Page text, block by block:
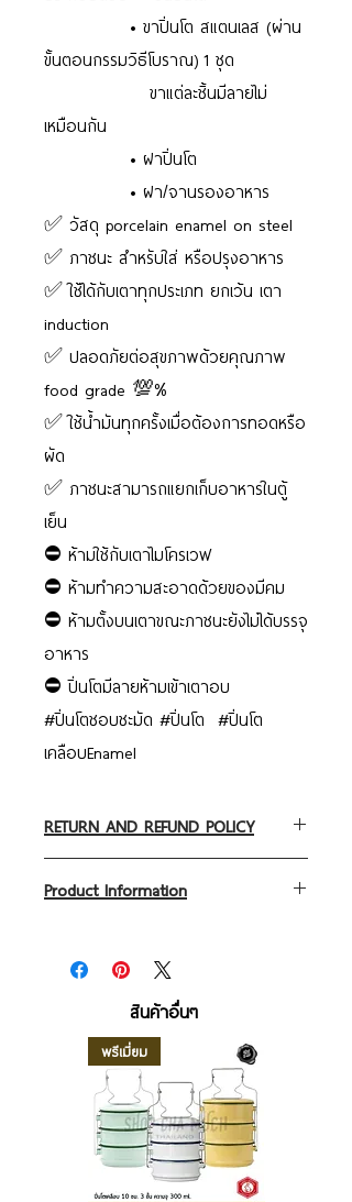
• ขาปิ่นโต สแตนเลส (ผ่าน
ขั้นตอนกรรมวิธีโบราณ) 1 ชุด
ขาแต่ละชิ้นมีลายไม่
เหมือนกัน
• ฝาปิ่นโต
• ฝา/จานรองอาหาร
✅ วัสดุ porcelain enamel on steel
✅ ภาชนะ สำหรับใส่ หรือปรุงอาหาร
✅ ใช้ได้กับเตาทุกประเภท ยกเว้น เตา
induction
✅ ปลอดภัยต่อสุขภาพด้วยคุณภาพ
food grade 💯%
✅ ใช้น้ำมันทุกครั้งเมื่อต้องการทอดหรือ
ผัด
✅ ภาชนะสามารถแยกเก็บอาหารในตู้
เย็น
⛔️ ห้ามใช้กับเตาไมโครเวฟ
⛔️ ห้ามทำความสะอาดด้วยของมีคม
⛔️ ห้ามตั้งบนเตาขณะภาชนะยังไม่ได้บรรจุ
อาหาร
⛔️ ปิ่นโตมีลายห้ามเข้าเตาอบ
#ปิ่นโตชอบชะมัด #ปิ่นโต #ปิ่นโต
เคลือบEnamel
RETURN AND REFUND POLICY
great place to let your customers
dissatisfied with their purchase. Having
policy is a great way to build trust
and reassure your customers that they
can buy with confidence.
Product Information
carrier
วัสดุ เป็นเหล็กหนาอย่างดี เคลือบสีที่
ปลอดภัย เคลือบด้วยแก้ว porcelain เป็น
food-grade ผ่านกรรมวิธีอบ ด้วยความ
ร้อนสูง มากกว่า 600 องศา
ผิวเป็นเหมือนเคลือบแก้วบนพื้นผิวอีกที ซึ่งมี
คุณสมบัติ ทนต่อกรดด่าง การต้มเป็นเวลา
นานๆได้ดี แต่ต้องมีอาหารหรือของเหลวใน
สินค้าอื่นๆ
พรีเมี่ยม